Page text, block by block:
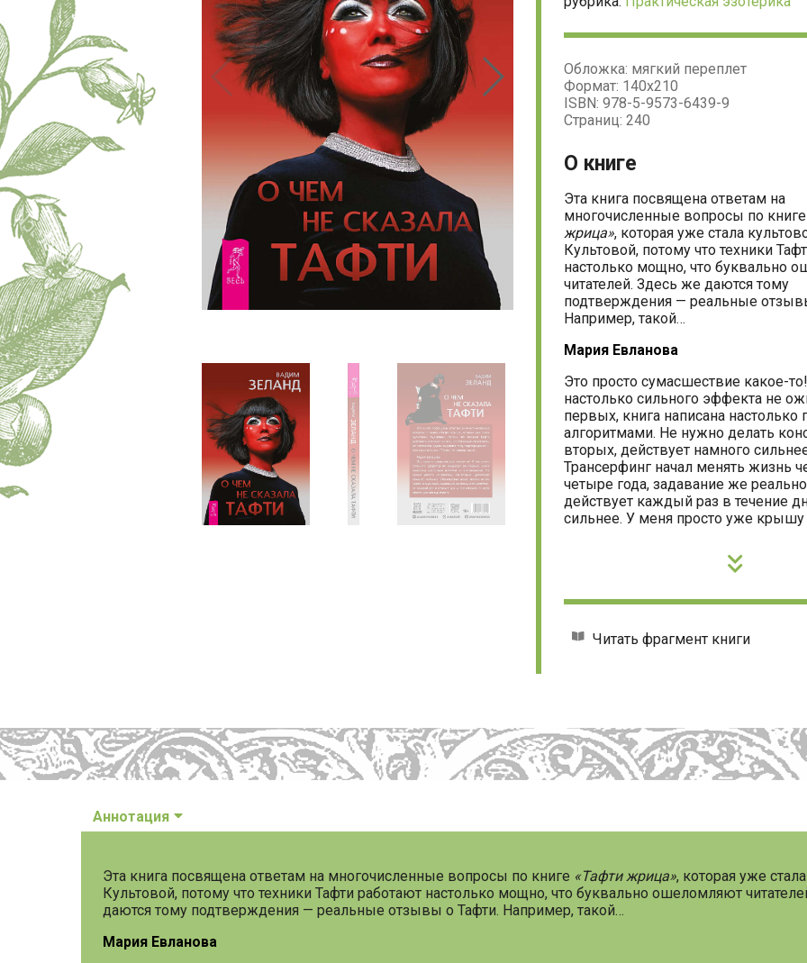
Обложка: мягкий переплет
Формат: 140х210
ISBN: 978-5-9573-6439-9
Страниц: 240
О книге
Эта книга посвящена ответам на
многочисленные вопросы по книге
жрица», которая уже стала
Культовой, потому что техники
настолько мощно, что буквально
читателей. Здесь же даются тому
подтверждения — реальные
Например, такой…
Мария Евланова
Это просто сумасшествие какое-
настолько сильного эффекта не
первых, книга написана настолько
алгоритмами. Не нужно делать
вторых, действует намного
Трансерфинг начал менять жизнь
четыре года, задавание же
действует каждый раз в течение
сильнее. У меня просто уже крышу
Читать фрагмент книги
Аннотация
Эта книга посвящена ответам на многочисленные вопросы по книге «Тафти жрица», которая уже
Культовой, потому что техники Тафти работают настолько мощно, что буквально ошеломляют
даются тому подтверждения — реальные отзывы о Тафти. Например, такой…
Мария Евланова